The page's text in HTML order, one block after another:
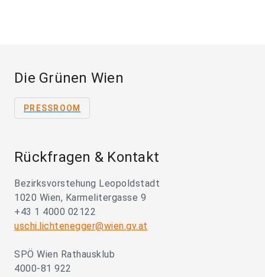
Die Grünen Wien
PRESSROOM
Rückfragen & Kontakt
Bezirksvorstehung Leopoldstadt
1020 Wien, Karmelitergasse 9
+43 1 4000 02122
uschi.lichtenegger@wien.gv.at
SPÖ Wien Rathausklub
4000-81 922